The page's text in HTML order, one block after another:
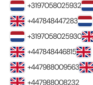
+3197058025932
+447848447283
+3197058025930
+447848446815
+447988009563
+447988008232